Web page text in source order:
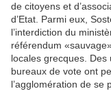
de citoyens et
d’Etat. Parmi eux,
l’interdiction du
référendum
locales grecques.
bureaux de vote ont
l’agglomération de se